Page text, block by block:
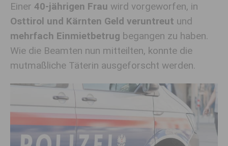
Einer 40-jährigen Frau wird vorgeworfen, in
Osttirol und Kärnten Geld veruntreut und
mehrfach Einmietbetrug begangen zu haben.
Wie die Beamten nun mitteilten, konnte die
mutmaßliche Täterin ausgeforscht werden.